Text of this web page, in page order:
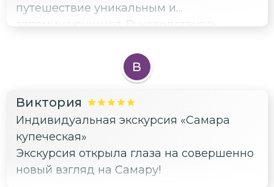
путешествие уникальным и
запоминающимся. Руководствуясь
создала настоящую волшебную картину
старого города. Спасибо большое за
день!
В
Виктория
Индивидуальная экскурсия «Самара
купеческая»
Экскурсия открыла глаза на совершенно
новый взгляд на Самару!